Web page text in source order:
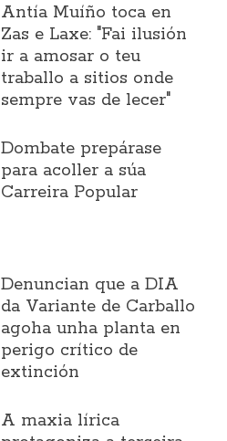
Antía Muíño toca en
Zas e Laxe: "Fai ilusión
ir a amosar o teu
traballo a sitios onde
sempre vas de lecer"
Dombate prepárase
para acoller a súa
Carreira Popular
Denuncian que a DIA
da Variante de Carballo
agoha unha planta en
perigo crítico de
extinción
A maxia lírica